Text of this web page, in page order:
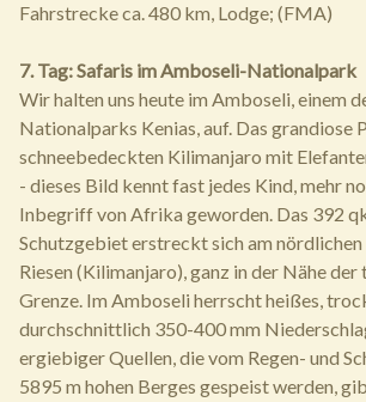
Fahrstrecke ca. 480 km, Lodge; (FMA)
7. Tag: Safaris im Amboseli-Nationalpark
Wir halten uns heute im Amboseli, einem
Nationalparks Kenias, auf. Das grandiose
schneebedeckten Kilimanjaro mit
- dieses Bild kennt fast jedes Kind, mehr
Inbegriff von Afrika geworden. Das 392
Schutzgebiet erstreckt sich am nördlichen
Riesen (Kilimanjaro), ganz in der Nähe der
Grenze. Im Amboseli herrscht heißes,
durchschnittlich 350-400 mm
ergiebiger Quellen, die vom Regen- und
5895 m hohen Berges gespeist werden,